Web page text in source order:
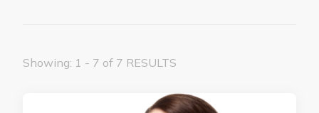
Showing: 1 - 7 of 7 RESULTS